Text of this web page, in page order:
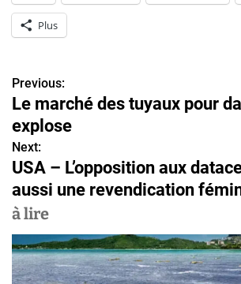
Plus
N
a
v
i
g
a
t
Previous:
Le marché des tuyaux pour
explose
Next:
USA – L’opposition aux
aussi une revendication
à lire